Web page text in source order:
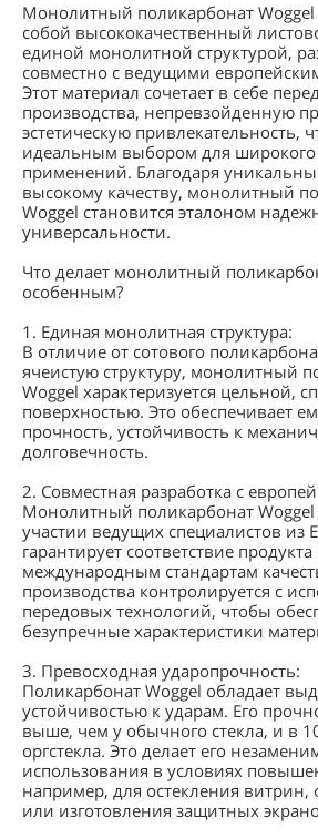
Монолитный поликарбонат Woggel
собой высококачественный
единой монолитной структурой,
совместно с ведущими
Этот материал сочетает в себе
производства, непревзойденную
эстетическую привлекательность,
идеальным выбором для широкого
применений. Благодаря
высокому качеству, монолитный
Woggel становится эталоном
универсальности.
Что делает монолитный
особенным?
1. Единая монолитная структура:
В отличие от сотового
ячеистую структуру, монолитный
Woggel характеризуется цельной,
поверхностью. Это обеспечивает
прочность, устойчивость к
долговечность.
2. Совместная разработка с
Монолитный поликарбонат Woggel
участии ведущих специалистов из
гарантирует соответствие
международным стандартам
производства контролируется с
передовых технологий, чтобы
безупречные характеристики
3. Превосходная ударопрочность:
Поликарбонат Woggel обладает
устойчивостью к ударам. Его
выше, чем у обычного стекла, и в
оргстекла. Это делает его
использования в условиях
например, для остекления витрин,
или изготовления защитных